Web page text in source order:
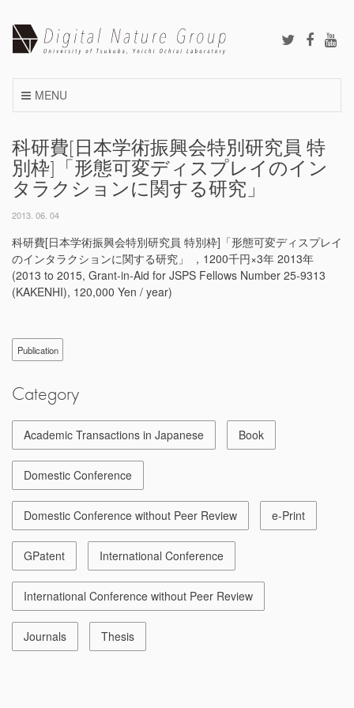
content
MENU
科研費[日本学術振興会特別研究員 特
別枠]「形態可変ディスプレイのイン
タラクションに関する研究」
2013. 06. 04
科研費[日本学術振興会特別研究員 特別枠]「形態可変ディスプレイ
のインタラクションに関する研究」 ，1200千円×3年 2013年
(2013 to 2015, Grant-in-Aid for JSPS Fellows Number 25-9313
(KAKENHI), 120,000 Yen / year)
Publication
Category
Academic Transactions in Japanese Book
Domestic Conference
Domestic Conference without Peer Review e-Print
GPatent International Conference
International Conference without Peer Review
Journals Thesis